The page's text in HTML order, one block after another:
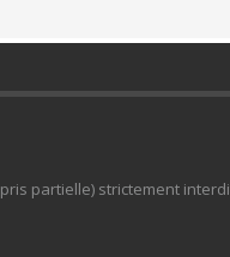
partielle) strictement